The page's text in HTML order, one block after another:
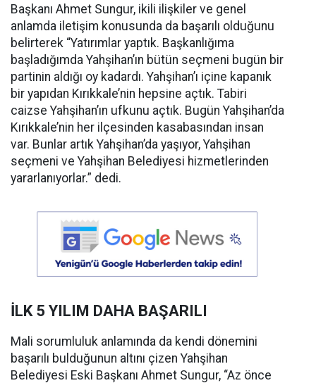
Başkanı Ahmet Sungur, ikili ilişkiler ve genel
anlamda iletişim konusunda da başarılı olduğunu
belirterek “Yatırımlar yaptık. Başkanlığıma
başladığımda Yahşihan’ın bütün seçmeni bugün bir
partinin aldığı oy kadardı. Yahşihan’ı içine kapanık
bir yapıdan Kırıkkale’nin hepsine açtık. Tabiri
caizse Yahşihan’ın ufkunu açtık. Bugün Yahşihan’da
Kırıkkale’nin her ilçesinden kasabasından insan
var. Bunlar artık Yahşihan’da yaşıyor, Yahşihan
seçmeni ve Yahşihan Belediyesi hizmetlerinden
yararlanıyorlar.” dedi.
İLK 5 YILIM DAHA BAŞARILI
Mali sorumluluk anlamında da kendi dönemini
başarılı bulduğunun altını çizen Yahşihan
Belediyesi Eski Başkanı Ahmet Sungur, “Az önce